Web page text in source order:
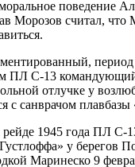
поведение
Морозов считал, что
период
ПЛ С-13
отлучке у
с санврачом
рейде 1945 года ПЛ
у
Маринеско 9